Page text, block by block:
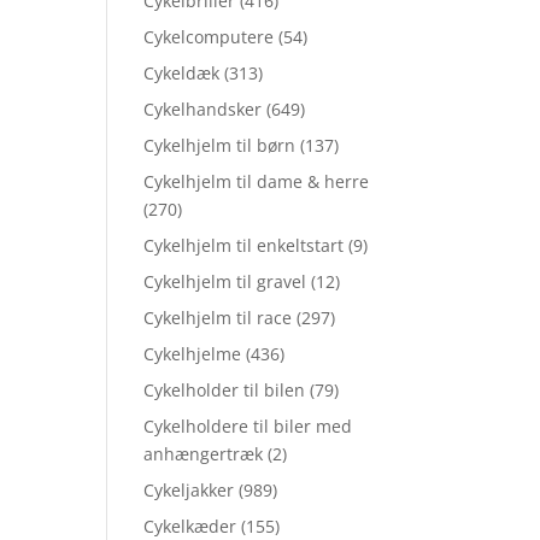
Cykelcomputere (54)
Cykeldæk (313)
Cykelhandsker (649)
Cykelhjelm til børn (137)
Cykelhjelm til dame & herre
(270)
Cykelhjelm til enkeltstart (9)
Cykelhjelm til gravel (12)
Cykelhjelm til race (297)
Cykelhjelme (436)
Cykelholder til bilen (79)
Cykelholdere til biler med
anhængertræk (2)
Cykeljakker (989)
Cykelkæder (155)